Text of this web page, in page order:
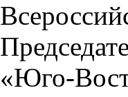
«Юго-